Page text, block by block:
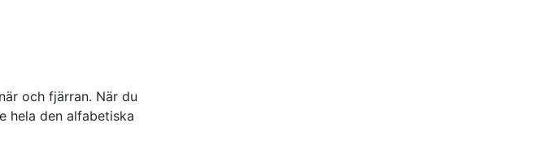
och fjärran. När du
hela den alfabetiska